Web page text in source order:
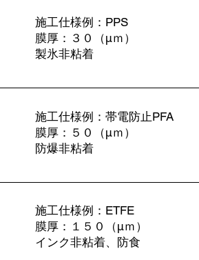
施工仕様例：PPS
​膜厚：３０
（μｍ）
製氷非粘着
施工仕様例：帯電防止PFA
​膜厚：５０
（μｍ）
防爆非粘着
施工仕様例：ETFE
​膜厚：１５０
（μｍ）
インク非粘着、防食